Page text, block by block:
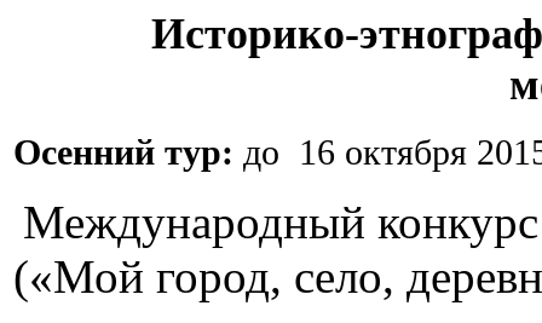
Историко-
Осенний тур: до 16 октября
Международный конкурс
(«Мой город, село,